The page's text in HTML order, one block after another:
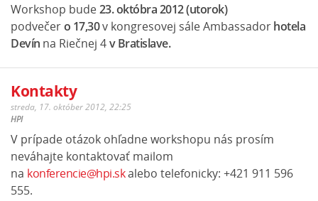
Workshop bude23. októbra 2012 (utorok)
podvečero 17,30v kongresovej sále Ambassadorhotela
Devín na Riečnej 4v Bratislave.
Kontakty
streda, 17. október 2012, 22:25
HPI
V prípade otázok ohľadne workshopu nás prosím
neváhajte kontaktovať mailom
na konferencie@hpi.skalebo telefonicky: +421 911 596
555.